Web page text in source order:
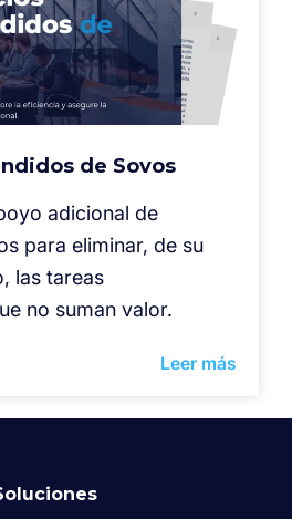
de Sovos
adicional de
para eliminar, de su
las tareas
no suman valor.
Leer más